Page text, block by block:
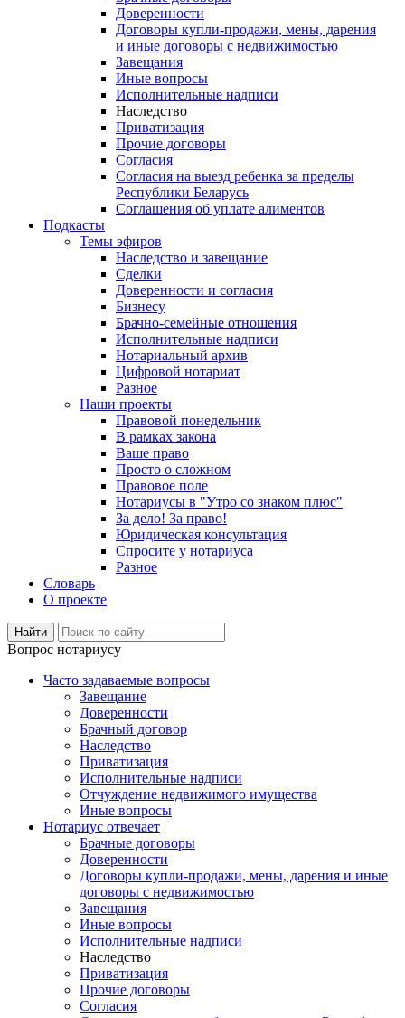
Доверенности
Договоры купли-продажи, мены, дарения
и иные договоры с недвижимостью
Завещания
Иные вопросы
Исполнительные надписи
Наследство
Приватизация
Прочие договоры
Согласия
Согласия на выезд ребенка за пределы
Республики Беларусь
Соглашения об уплате алиментов
Подкасты
Темы эфиров
Наследство и завещание
Сделки
Доверенности и согласия
Бизнесу
Брачно-семейные отношения
Исполнительные надписи
Нотариальный архив
Цифровой нотариат
Разное
Наши проекты
Правовой понедельник
В рамках закона
Ваше право
Просто о сложном
Правовое поле
Нотариусы в "Утро со знаком плюс"
За дело! За право!
Юридическая консультация
Спросите у нотариуса
Разное
Словарь
О проекте
Вопрос нотариусу
Часто задаваемые вопросы
Завещание
Доверенности
Брачный договор
Наследство
Приватизация
Исполнительные надписи
Отчуждение недвижимого имущества
Иные вопросы
Нотариус отвечает
Брачные договоры
Доверенности
Договоры купли-продажи, мены, дарения и иные
договоры с недвижимостью
Завещания
Иные вопросы
Исполнительные надписи
Наследство
Приватизация
Прочие договоры
Согласия